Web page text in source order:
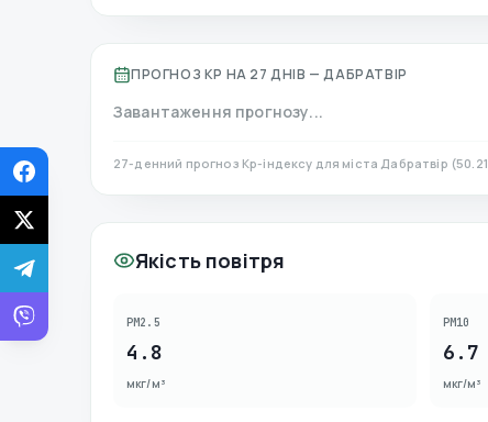
ПРОГНОЗ KP НА 27 ДНІВ — ДАБРАТВІР
Завантаження прогнозу...
27-денний прогноз Kp-індексу для міста Дабратвір (50.21
Якість повітря
PM2.5
4.8
мкг/м³
PM10
6.7
мкг/м³